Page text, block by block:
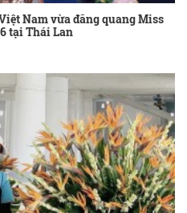
Nam vừa đăng quang Miss
tại Thái Lan